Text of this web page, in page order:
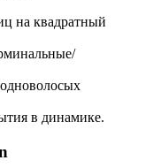
на квадратный
в динамике.